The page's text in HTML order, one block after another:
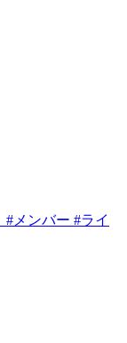
#メンバー #ライ